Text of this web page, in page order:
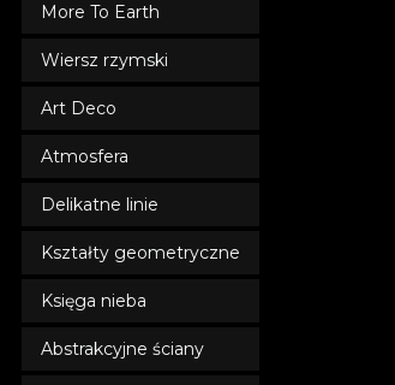
More To Earth
Wiersz rzymski
Art Deco
Atmosfera
Delikatne linie
Kształty geometryczne
Księga nieba
Abstrakcyjne ściany